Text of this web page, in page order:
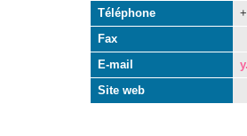
Téléphone
Fax
E-mail
Site web